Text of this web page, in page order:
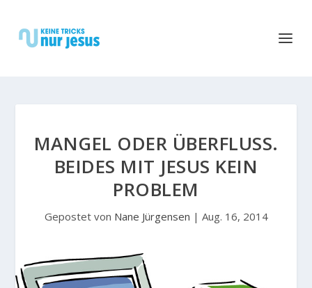
MANGEL ODER ÜBERFLUSS. B
EIDES MIT JESUS KEIN P
ROBLEM
Gepostet von Nane Jürgensen | Aug. 16, 2014